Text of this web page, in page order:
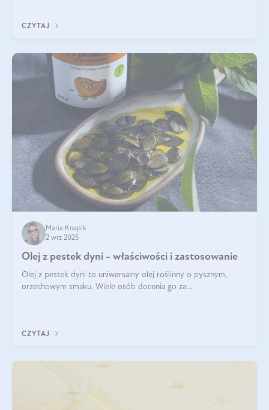
CZYTAJ
Maria Knapik
2 wrz 2025
Olej z pestek dyni - właściwości i zastosowanie
Olej z pestek dyni to uniwersalny olej roślinny o pysznym,
orzechowym smaku. Wiele osób docenia go za
CZYTAJ